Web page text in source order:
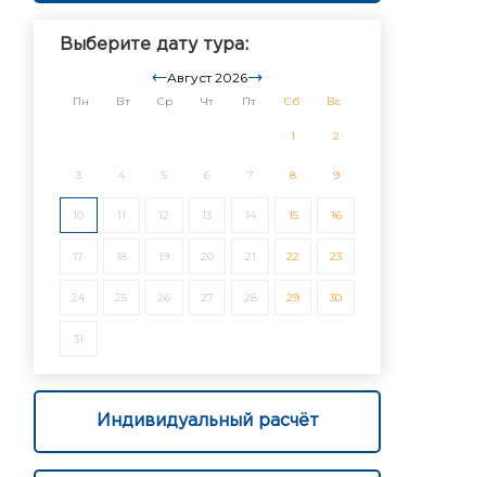
Выберите дату тура:
Август 2026
Пн Вт Ср Чт Пт Сб Вс
1 2
3 4 5 6 7 8 9
10 11 12 13 14 15 16
17 18 19 20 21 22 23
24 25 26 27 28 29 30
31
Индивидуальный расчёт